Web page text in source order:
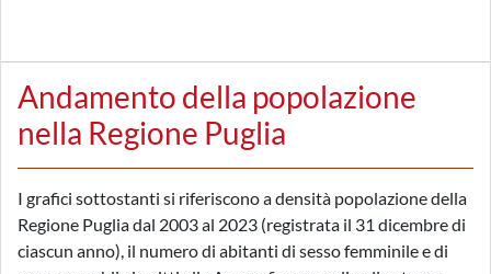
Andamento della popolazione
nella Regione Puglia
I grafici sottostanti si riferiscono a densità popolazione della
Regione Puglia dal 2003 al 2023 (registrata il 31 dicembre di
ciascun anno), il numero di abitanti di sesso femminile e di